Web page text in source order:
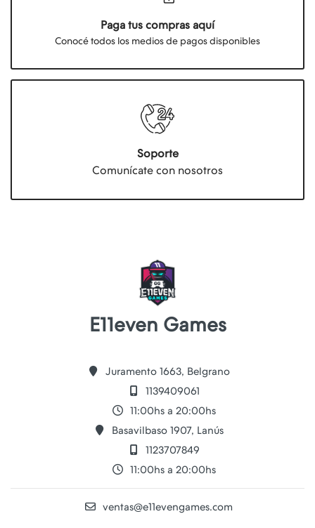
Paga tus compras aquí
Conocé todos los medios de pagos disponibles
Soporte
Comunícate con nosotros
E11even Games
Juramento 1663, Belgrano
1139409061
11:00hs a 20:00hs
Basavilbaso 1907, Lanús
1123707849
11:00hs a 20:00hs
ventas@e11evengames.com